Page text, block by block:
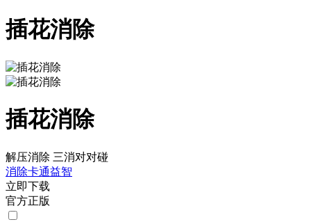
插花消除
插花消除
解压消除 三消对对碰
消除卡通益智
立即下载
官方正版